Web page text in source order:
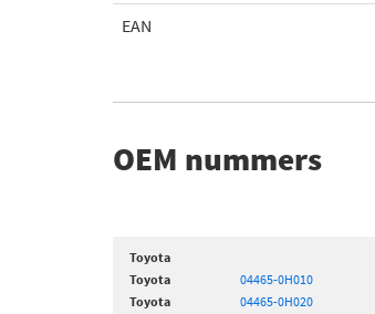
EAN
OEM nummers
Toyota
Toyota
04465-0H010
Toyota
04465-0H020